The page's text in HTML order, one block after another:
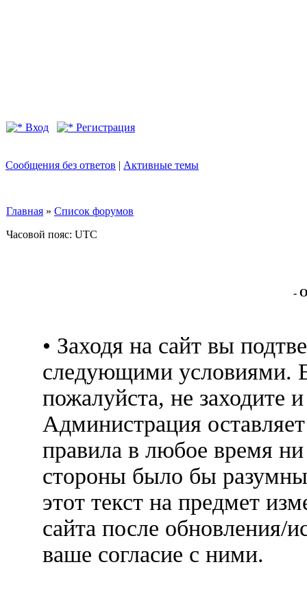
Вход Регистрация
Сообщения без ответов | Активные темы
Главная » Список форумов
Часовой пояс: UTC
-
• Заходя на сайт вы
следующими условиями.
пожалуйста, не заходите
Администрация
правила в любое время
стороны было бы
этот текст на предмет
сайта после обновления/
ваше согласие с ними.